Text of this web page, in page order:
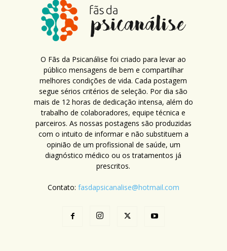
O Fãs da Psicanálise foi criado para levar ao
público mensagens de bem e compartilhar
melhores condições de vida. Cada postagem
segue sérios critérios de seleção. Por dia são
mais de 12 horas de dedicação intensa, além do
trabalho de colaboradores, equipe técnica e
parceiros. As nossas postagens são produzidas
com o intuito de informar e não substituem a
opinião de um profissional de saúde, um
diagnóstico médico ou os tratamentos já
prescritos.
Contato: fasdapsicanalise@hotmail.com